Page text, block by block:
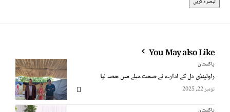
You May also Like
پاکستان
راولپنڈی دل کے ادارے نے صحت میلے میں حصہ لیا
نومبر 22, 2025